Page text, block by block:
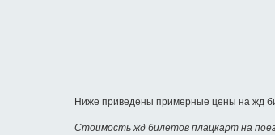
Ниже приведены примерные цены на жд
Стоимость жд билетов плацкарт на